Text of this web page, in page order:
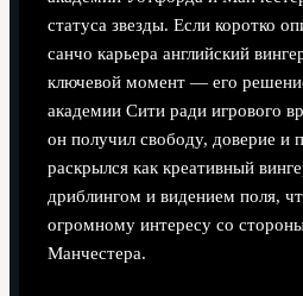
статуса звезды. Если коротко
санчо карьера английский
ключевой момент — его
академии Сити ради игрового
он получил свободу, доверие и
раскрылся как креативный
дриблингом и видением поля,
огромному интересу со
Манчестера.